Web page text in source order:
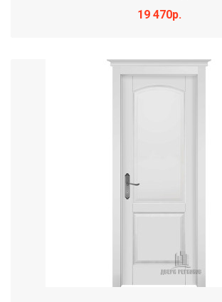
19 470р.